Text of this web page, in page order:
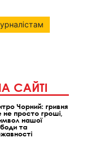
САЙТІ
Чорний: гривня
не просто гроші,
нашої
та